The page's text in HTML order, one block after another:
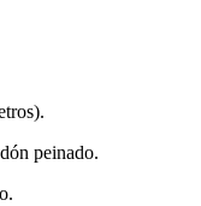
peinado.